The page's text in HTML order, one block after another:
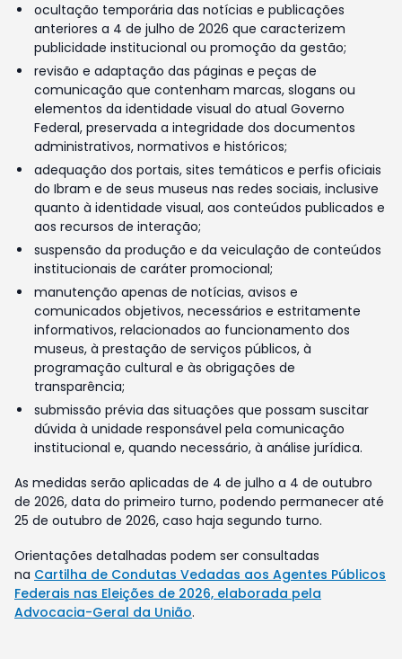
ocultação temporária das notícias e publicações
anteriores a 4 de julho de 2026 que caracterizem
publicidade institucional ou promoção da gestão;
revisão e adaptação das páginas e peças de
comunicação que contenham marcas, slogans ou
elementos da identidade visual do atual Governo
Federal, preservada a integridade dos documentos
administrativos, normativos e históricos;
adequação dos portais, sites temáticos e perfis oficiais
do Ibram e de seus museus nas redes sociais, inclusive
quanto à identidade visual, aos conteúdos publicados e
aos recursos de interação;
suspensão da produção e da veiculação de conteúdos
institucionais de caráter promocional;
manutenção apenas de notícias, avisos e
comunicados objetivos, necessários e estritamente
informativos, relacionados ao funcionamento dos
museus, à prestação de serviços públicos, à
programação cultural e às obrigações de
transparência;
submissão prévia das situações que possam suscitar
dúvida à unidade responsável pela comunicação
institucional e, quando necessário, à análise jurídica.
As medidas serão aplicadas de 4 de julho a 4 de outubro
de 2026, data do primeiro turno, podendo permanecer até
25 de outubro de 2026, caso haja segundo turno.
Orientações detalhadas podem ser consultadas
na Cartilha de Condutas Vedadas aos Agentes Públicos
Federais nas Eleições de 2026, elaborada pela
Advocacia-Geral da União.